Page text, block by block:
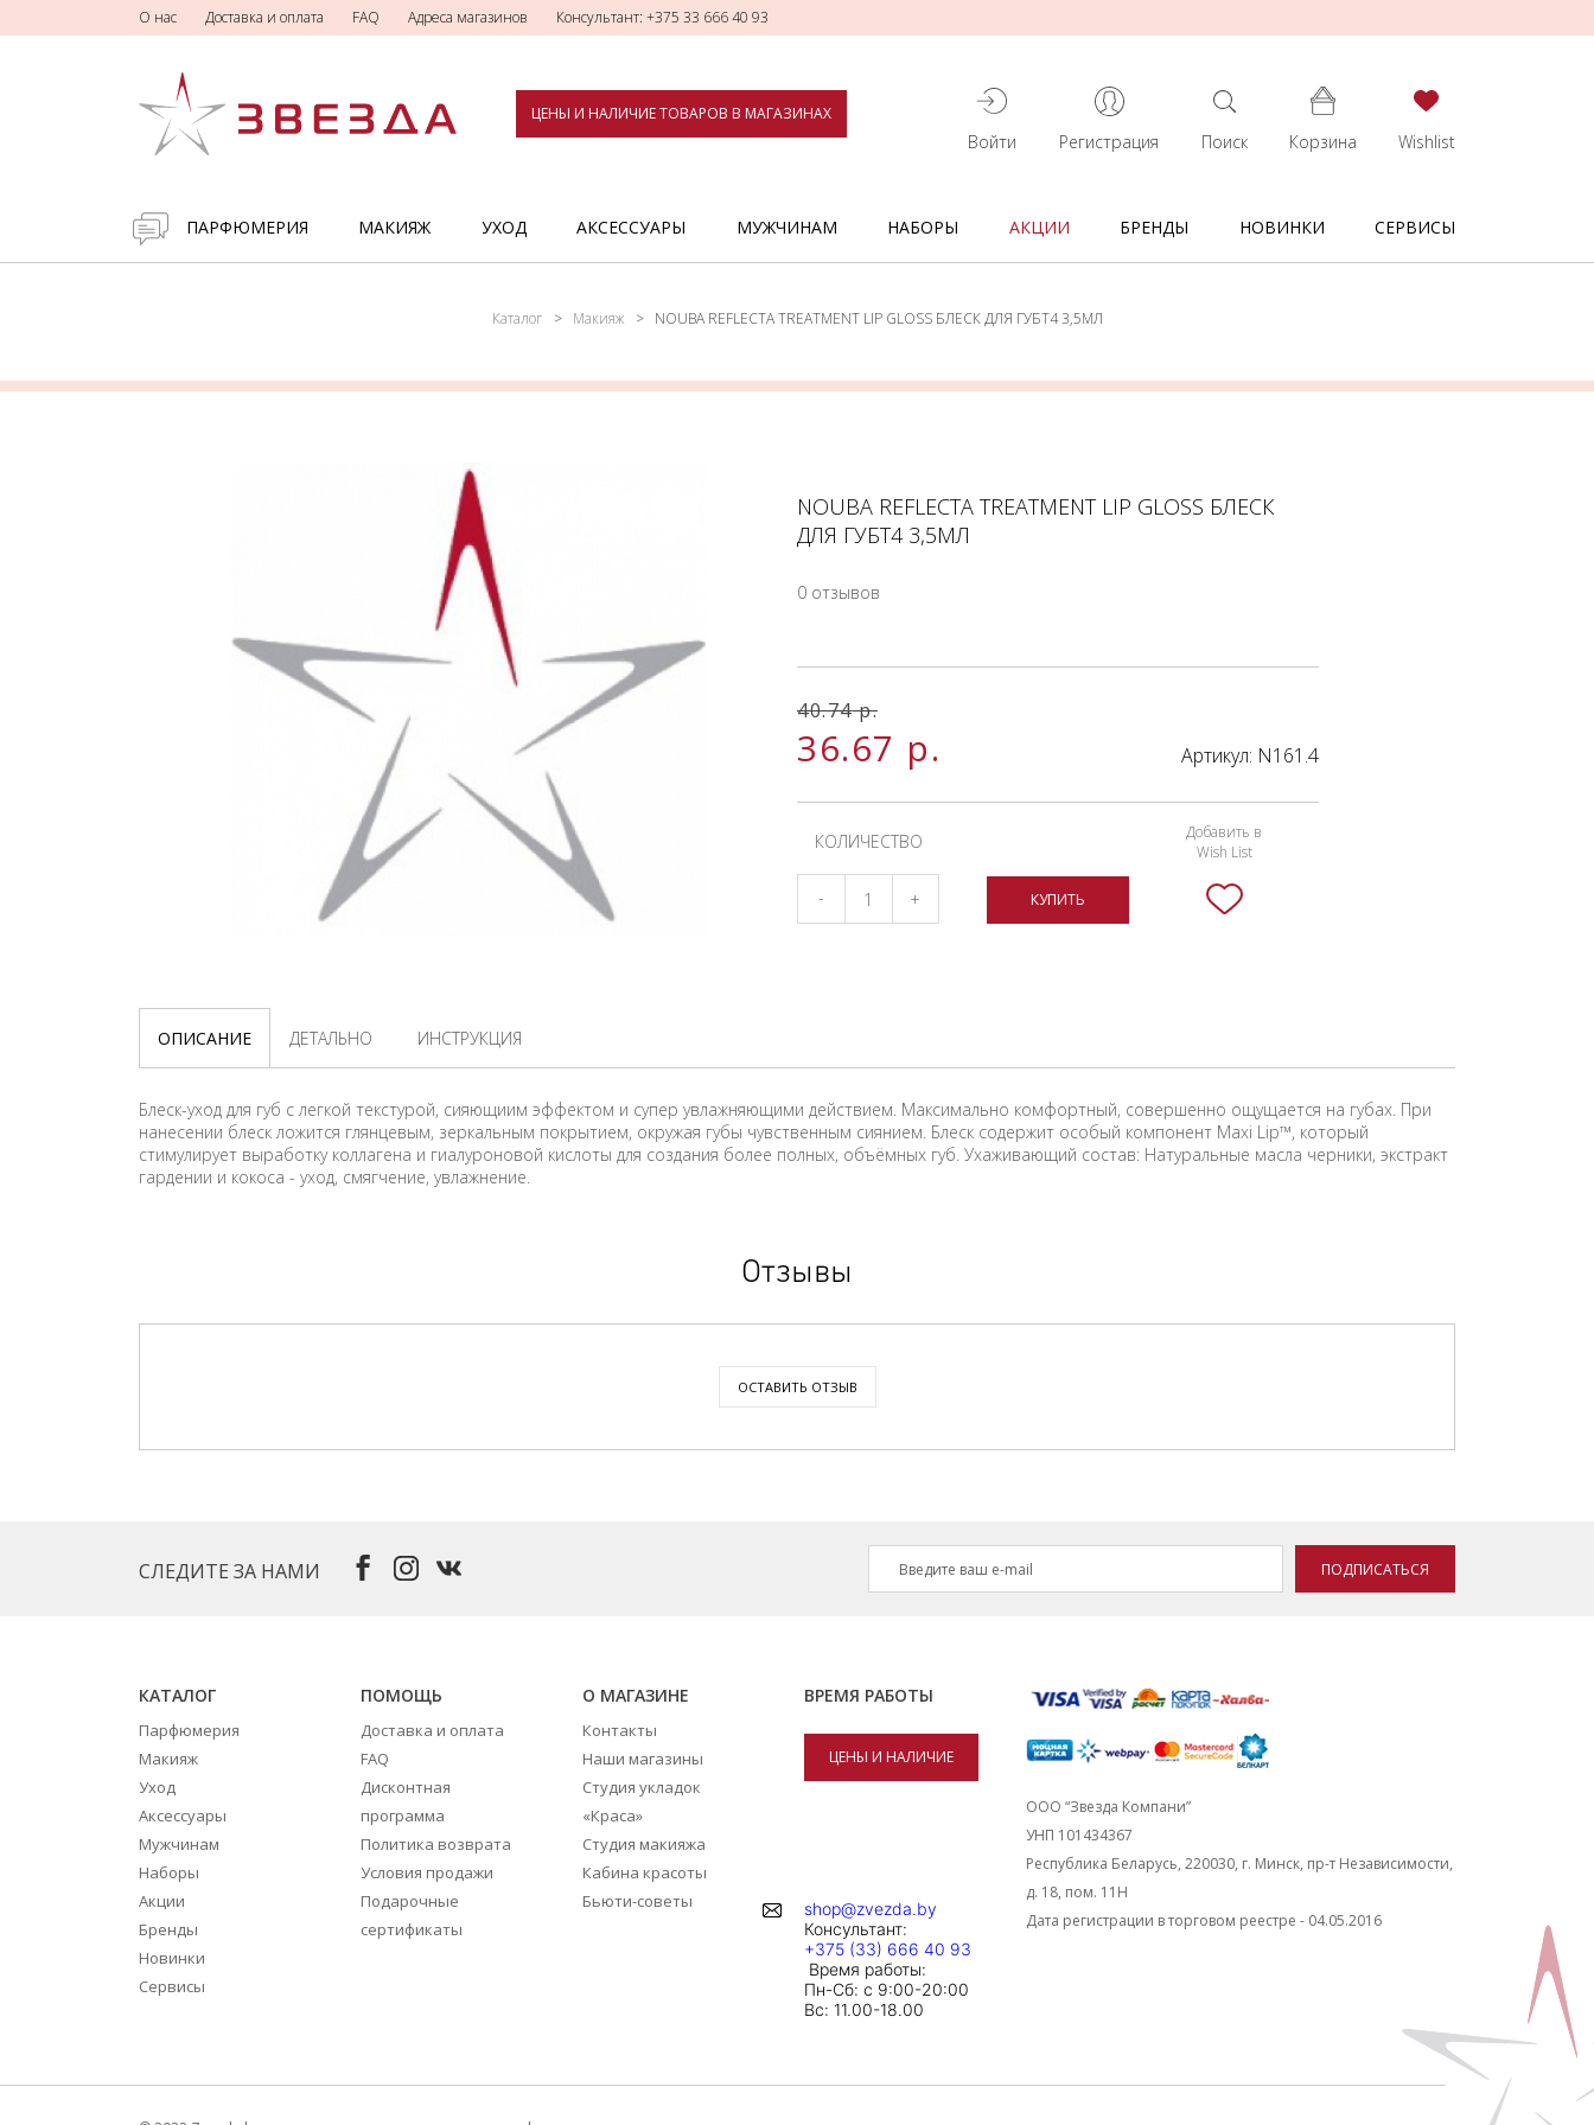
О нас Доставка и оплата FAQ Адреса магазинов Консультант: +375 33 666 40 93
ЦЕНЫ И НАЛИЧИЕ ТОВАРОВ В МАГАЗИНАХ
Войти Регистрация Поиск Корзина Wishlist
ПАРФЮМЕРИЯ МАКИЯЖ УХОД АКСЕССУАРЫ МУЖЧИНАМ НАБОРЫ АКЦИИ БРЕНДЫ НОВИНКИ СЕРВИСЫ
Каталог Макияж NOUBA REFLECTA TREATMENT LIP GLOSS БЛЕСК ДЛЯ ГУБТ4 3,5МЛ
NOUBA REFLECTA TREATMENT LIP GLOSS БЛЕСК
ДЛЯ ГУБТ4 3,5МЛ
0 отзывов
40.74р.
36.67 р. Артикул: N161.4
КОЛИЧЕСТВО
- + КУПИТЬ
Добавить в
Wish List
ОПИСАНИЕ ДЕТАЛЬНО ИНСТРУКЦИЯ
Блеск-уход для губ с легкой текстурой, сияющиим эффектом и супер увлажняющими действием. Максимально комфортный, совершенно ощущается на губах. При
нанесении блеск ложится глянцевым, зеркальным покрытием, окружая губы чувственным сиянием. Блеск содержит особый компонент Maxi Lip™, который
стимулирует выработку коллагена и гиалуроновой кислоты для создания более полных, объёмных губ. Ухаживающий состав: Натуральные масла черники, экстракт
гардении и кокоса - уход, смягчение, увлажнение.
Отзывы
ОСТАВИТЬ ОТЗЫВ
СЛЕДИТЕ ЗА НАМИ ПОДПИСАТЬСЯ
КАТАЛОГ
Парфюмерия
Макияж
Уход
Аксессуары
Мужчинам
Наборы
Акции
Бренды
Новинки
Сервисы
ПОМОЩЬ
Доставка и оплата
FAQ
Дисконтная
программа
Политика возврата
Условия продажи
Подарочные
сертификаты
О МАГАЗИНЕ
Контакты
Наши магазины
Студия укладок
«Краса»
Студия макияжа
Кабина красоты
Бьюти-советы
ВРЕМЯ РАБОТЫ
ЦЕНЫ И НАЛИЧИЕ
shop@zvezda.by
Консультант:
+375 (33) 666 40 93
Время работы:
Пн-Сб: с 9:00-20:00
Вc: 11.00-18.00
ООО “Звезда Компани”
УНП 101434367
Республика Беларусь, 220030, г. Минск, пр-т Независимости,
д. 18, пом. 11Н
Дата регистрации в торговом реестре - 04.05.2016